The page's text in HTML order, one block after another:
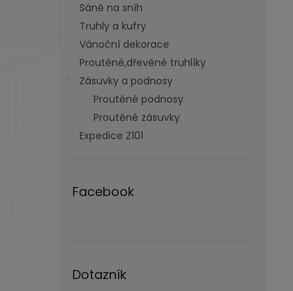
Sáně na sníh
Truhly a kufry
Vánoční dekorace
Proutěné,dřevěné truhlíky
Zásuvky a podnosy
Proutěné podnosy
Proutěné zásuvky
Expedice Z101
Facebook
Dotazník